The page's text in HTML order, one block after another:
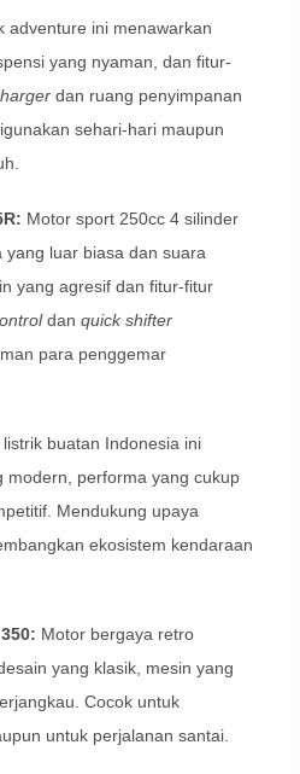
adventure ini menawarkan
yang nyaman, dan fitur-
dan ruang penyimpanan
sehari-hari maupun
Motor sport 250cc 4 silinder
luar biasa dan suara
yang agresif dan fitur-fitur
dan quick shifter
para penggemar
listrik buatan Indonesia ini
modern, performa yang cukup
Mendukung upaya
ekosistem kendaraan
Motor bergaya retro
yang klasik, mesin yang
Cocok untuk
untuk perjalanan santai.